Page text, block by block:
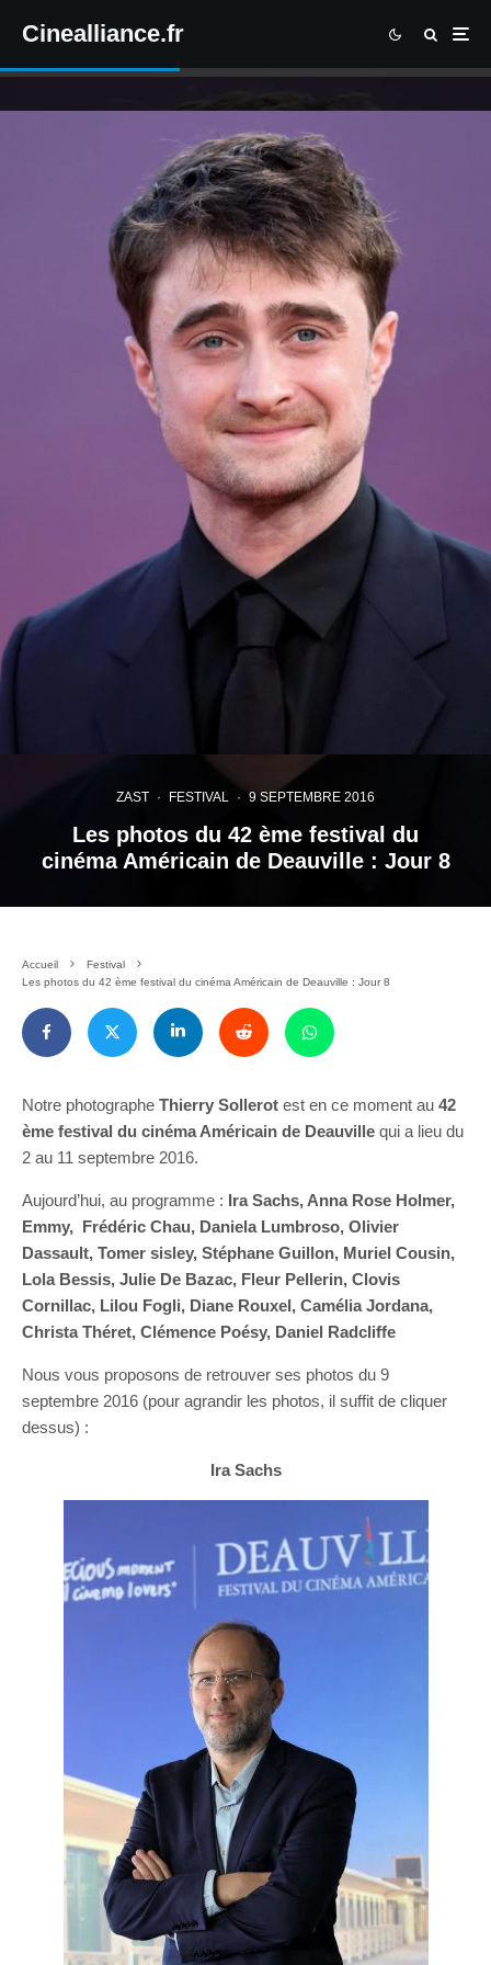
Cinealliance.fr
ZAST · FESTIVAL · 9 SEPTEMBRE 2016
Les photos du 42 ème festival du
cinéma Américain de Deauville : Jour 8
Accueil
Festival
Les photos du 42 ème festival du cinéma Américain de Deauville : Jour 8
Notre photographe Thierry Sollerot est en ce moment au 42
ème festival du cinéma Américain de Deauville qui a lieu du
2 au 11 septembre 2016.
Aujourd’hui, au programme : Ira Sachs, Anna Rose Holmer,
Emmy, Frédéric Chau, Daniela Lumbroso, Olivier
Dassault, Tomer sisley, Stéphane Guillon, Muriel Cousin,
Lola Bessis, Julie De Bazac, Fleur Pellerin, Clovis
Cornillac, Lilou Fogli, Diane Rouxel, Camélia Jordana,
Christa Théret, Clémence Poésy, Daniel Radcliffe
Nous vous proposons de retrouver ses photos du 9
septembre 2016 (pour agrandir les photos, il suffit de cliquer
dessus) :
Ira Sachs